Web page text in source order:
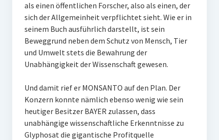
als einen öffentlichen Forscher, also als einen, der
sich der Allgemeinheit verpflichtet sieht. Wie er in
seinem Buch ausführlich darstellt, ist sein
Beweggrund neben dem Schutz von Mensch, Tier
und Umwelt stets die Bewahrung der
Unabhängigkeit der Wissenschaft gewesen.
Und damit rief er MONSANTO auf den Plan. Der
Konzern konnte nämlich ebenso wenig wie sein
heutiger Besitzer BAYER zulassen, dass
unabhängige wissenschaftliche Erkenntnisse zu
Glyphosat die gigantische Profitquelle